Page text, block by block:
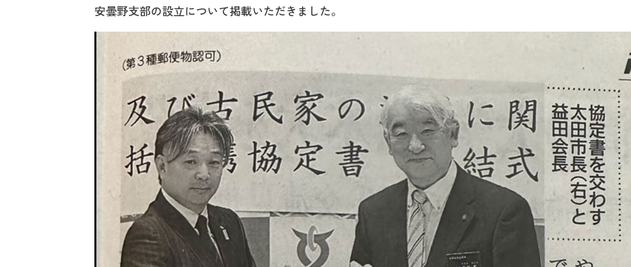
安曇野支部の設立について掲載いただきました。